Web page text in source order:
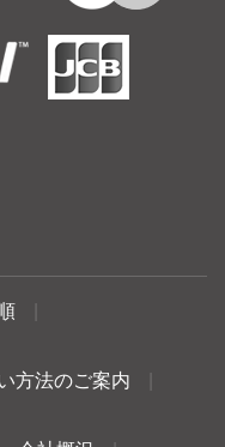
方法のご案内